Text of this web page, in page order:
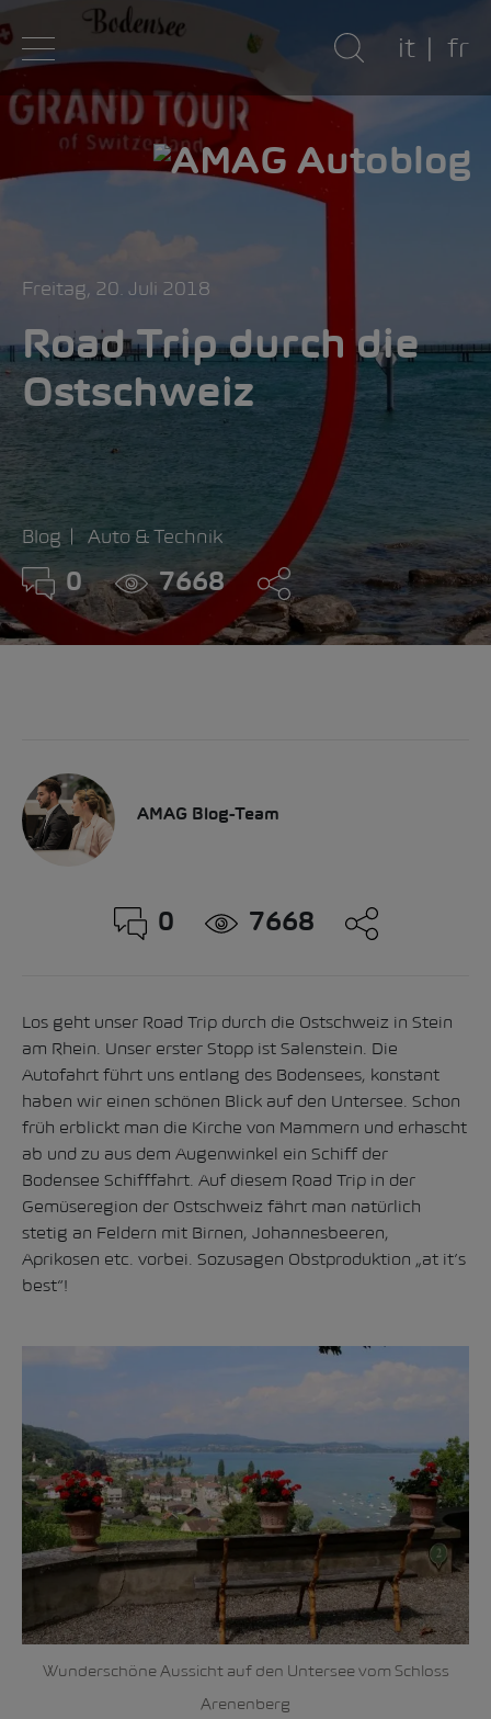
it fr
Freitag, 20. Juli 2018
Road Trip durch die
Ostschweiz
Blog Auto & Technik
0 7668
AMAG Blog-Team
0 7668
Los geht unser Road Trip durch die Ostschweiz in Stein
am Rhein. Unser erster Stopp ist Salenstein. Die
Autofahrt führt uns entlang des Bodensees, konstant
haben wir einen schönen Blick auf den Untersee. Schon
früh erblickt man die Kirche von Mammern und erhascht
ab und zu aus dem Augenwinkel ein Schiff der
Bodensee Schifffahrt. Auf diesem Road Trip in der
Gemüseregion der Ostschweiz fährt man natürlich
stetig an Feldern mit Birnen, Johannesbeeren,
Aprikosen etc. vorbei. Sozusagen Obstproduktion „at it’s
best“!
Wunderschöne Aussicht auf den Untersee vom Schloss
Arenenberg